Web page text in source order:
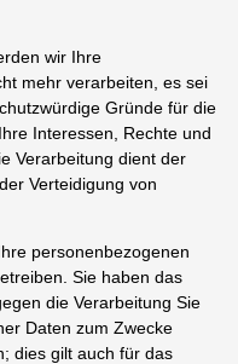
wir Ihre
mehr verarbeiten, es sei
Gründe für die
Interessen, Rechte und
Verarbeitung dient der
Verteidigung von
personenbezogenen
Sie haben das
die Verarbeitung Sie
Daten zum Zwecke
dies gilt auch für das